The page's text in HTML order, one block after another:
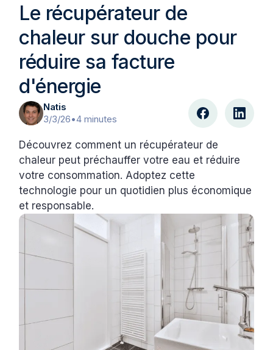
Le récupérateur de
chaleur sur douche pour
réduire sa facture
d'énergie
Natis
3/3/26•4 minutes
Découvrez comment un récupérateur de
chaleur peut préchauffer votre eau et réduire
votre consommation. Adoptez cette
technologie pour un quotidien plus économique
et responsable.